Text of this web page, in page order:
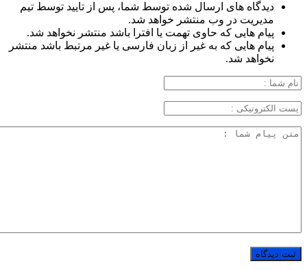
دیدگاه های ارسال شده توسط شما، پس از تایید توسط تیم
مدیریت در وب منتشر خواهد شد.
پیام هایی که حاوی تهمت یا افترا باشد منتشر نخواهد شد.
پیام هایی که به غیر از زبان فارسی یا غیر مرتبط باشد منتشر
نخواهد شد.